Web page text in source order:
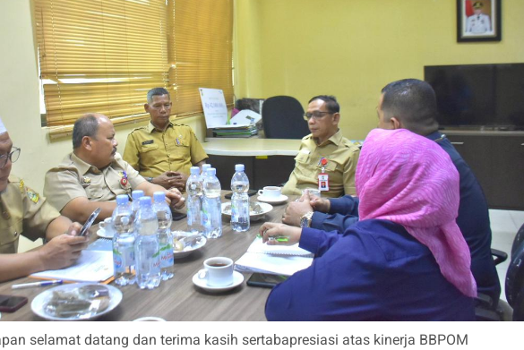
selamat datang dan terima kasih sertabapresiasi atas kinerja BBPOM